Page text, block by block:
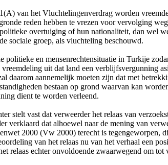
van het Vluchtelingenverdrag worden
reden hebben te vrezen voor vervolging
overtuiging of hun nationaliteit, dan wel
sociale groep, als vluchteling beschouwd.
politieke en mensenrechtensituatie in Turkije
vreemdeling uit dat land een verblijfsvergunning
daarom aannemelijk moeten zijn dat met
bestaan op grond waarvan kan
dient te worden verleend.
stelt vast dat verweerder het relaas van
verklaard dat alhoewel naar de mening van
2000 (Vw 2000) terecht is tegengeworpen,
van het relaas nu van het verhaal een
relaas echter onvoldoende zwaarwegend om tot